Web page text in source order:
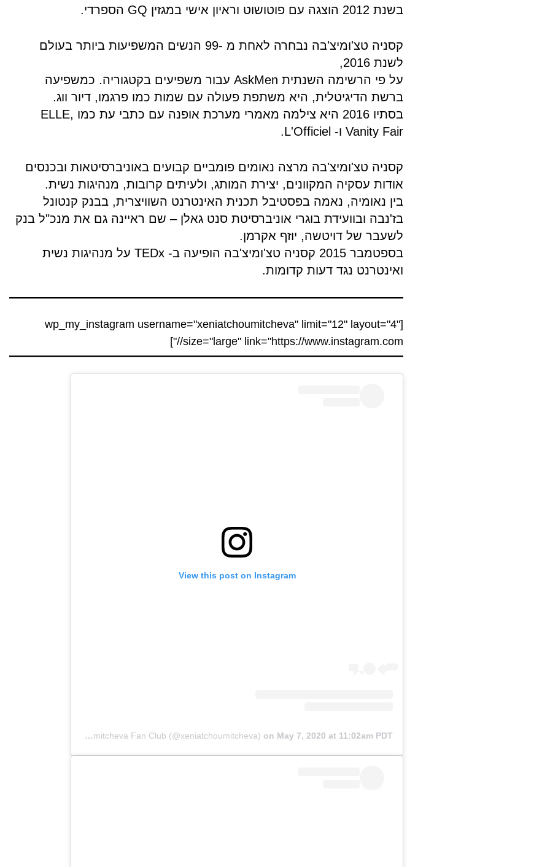
בשנת 2012 הוצגה עם פוטושוט וראיון אישי במגזין GQ הספרדי.
קסניה טצ'ומיצ'בה נבחרה לאחת מ -99 הנשים המשפיעות ביותר בעולם
לשנת 2016,
על פי הרשימה השנתית AskMen עבור משפיעים בקטגוריה. כמשפיעה
ברשת הדיגיטלית, היא משתפת פעולה עם שמות כמו פרגמו, דיור ווג.
בסתיו 2016 היא צילמה מאמרי מערכת אופנה עם כתבי עת כמו ELLE,
Vanity Fair ו- L'Officiel.
קסניה טצ'ומיצ'בה מרצה נאומים פומביים קבועים באוניברסיטאות ובכנסים
אודות עסקיה המקוונים, יצירת המותג, ולעיתים קרובות, מנהיגות נשית.
בין נאומיה, נאמה בפסטיבל תכנית האינטרנט השוויצרית, בבנק קנטונל
בז'נבה ובוועידת בוגרי אוניברסיטת סנט גאלן – שם ראיינה גם את מנכ"ל בנק
לשעבר של דויטשה, יוזף אקרמן.
בספטמבר 2015 קסניה טצ'ומיצ'בה הופיעה ב- TEDx על מנהיגות נשית
ואינטרנט נגד דעות קדומות.
[wp_my_instagram username="xeniatchoumitcheva" limit="12" layout="4"
size="large" link="https://www.instagram.com//"]
View this post on Instagram
A post shared by Xenia Tchoumitcheva Fan Club (@xeniatchoumitcheva) on May 7, 2020 at 11:02am PDT